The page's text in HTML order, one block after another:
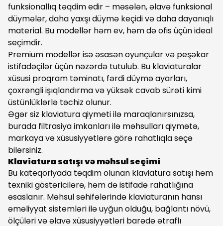
funksionallıq təqdim edir – məsələn, əlavə funksional
düymələr, daha yaxşı düymə keçidi və daha dayanıqlı
material. Bu modellər həm ev, həm də ofis üçün ideal
seçimdir.
Premium modellər isə əsasən oyunçular və peşəkar
istifadəçilər üçün nəzərdə tutulub. Bu klaviaturalar
xüsusi proqram təminatı, fərdi düymə ayarları,
çoxrəngli işıqlandırma və yüksək cavab sürəti kimi
üstünlüklərlə təchiz olunur.
Əgər siz klaviatura qiymeti ilə maraqlanırsınızsa,
burada filtrasiya imkanları ilə məhsulları qiymətə,
markaya və xüsusiyyətlərə görə rahatlıqla seçə
bilərsiniz.
Klaviatura satışı və məhsul seçimi
Bu kateqoriyada təqdim olunan klaviatura satışı həm
texniki göstəricilərə, həm də istifadə rahatlığına
əsaslanır. Məhsul səhifələrində klaviaturanın hansı
əməliyyat sistemləri ilə uyğun olduğu, bağlantı növü,
ölçüləri və əlavə xüsusiyyətləri barədə ətraflı